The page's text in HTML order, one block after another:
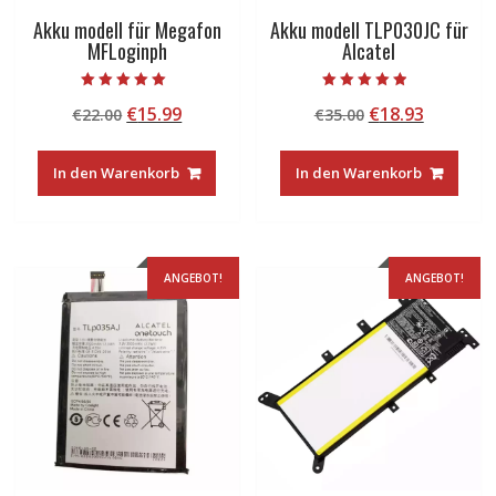
Akku modell für Megafon
MFLoginph
5.00
von 5
€22.00 Ursprünglicher
war:
€22.00
€15.99Aktueller
ist:
€15.99.
In den Warenkorb
Akku modell TLP030JC für
Alcatel
4.50
von 5
€35.00 Ursprünglicher
war:
€35.00
€18.93
ist:
€18.93.
In den Warenkorb
ANGEBOT! ANGEBOT!